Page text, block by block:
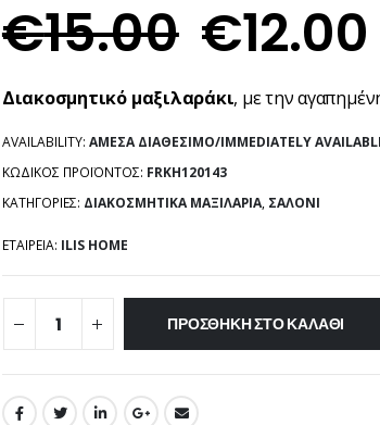
€15.00 €12.00
Διακοσμητικό μαξιλαράκι, με την
AVAILABILITY: ΆΜΕΣΑ ΔΙΑΘΈΣΙΜΟ/IMMEDIATELY
ΚΩΔΙΚΌΣ ΠΡΟΪΌΝΤΟΣ: FRKH120143
ΚΑΤΗΓΟΡΊΕΣ: ΔΙΑΚΟΣΜΗΤΙΚΆ ΜΑΞΙΛΆΡΙΑ, ΣΑΛΌΝΙ
ΕΤΑΙΡΕΊΑ: ILIS HOME
ΠΡΟΣΘΉΚΗ ΣΤΟ ΚΑΛΆΘΙ